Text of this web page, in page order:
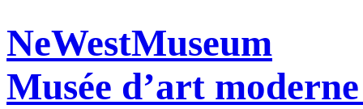
NeWestMuseum
Musée d’art